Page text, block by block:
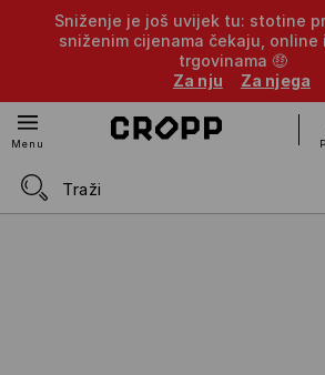
Sniženje je još uvijek tu: stotine
sniženim cijenama čekaju, online
trgovinama 🤑
Za nju
Za njega
Menu